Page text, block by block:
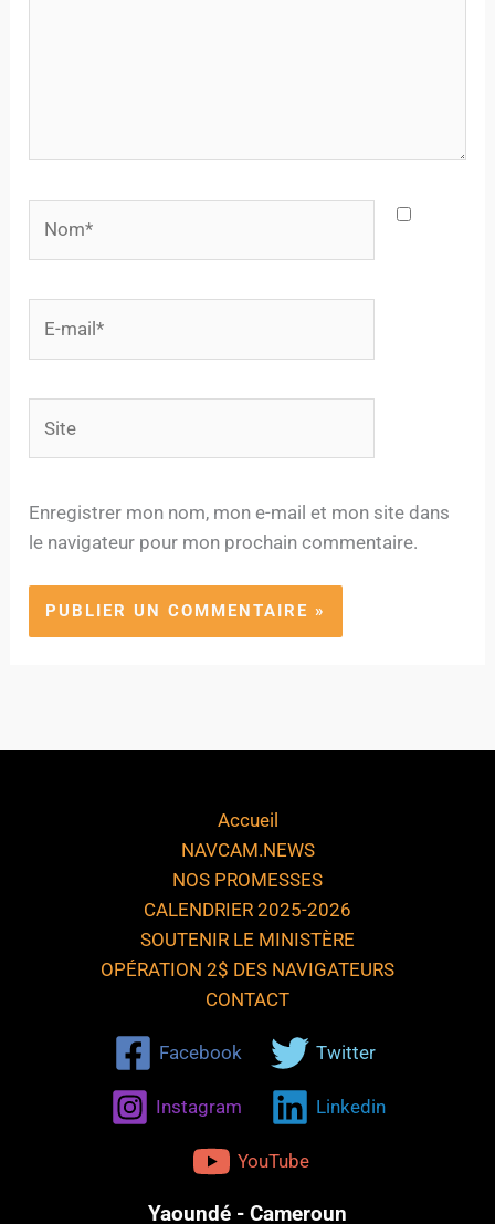
mail*
Enregistrer mon nom, mon e-mail et mon site dans
le navigateur pour mon prochain commentaire.
Accueil
NAVCAM.NEWS
NOS PROMESSES
CALENDRIER 2025-2026
SOUTENIR LE MINISTÈRE
OPÉRATION 2$ DES NAVIGATEURS
CONTACT
Facebook Twitter
Instagram Linkedin
YouTube
Yaoundé - Cameroun